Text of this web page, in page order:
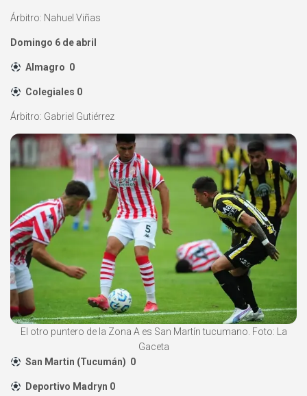
Árbitro: Nahuel Viñas
Domingo 6 de abril
Almagro 0
Colegiales 0
Árbitro: Gabriel Gutiérrez
El otro puntero de la Zona A es San Martín tucumano. Foto: La
Gaceta
San Martin (Tucumán) 0
Deportivo Madryn 0